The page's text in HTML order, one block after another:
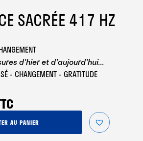
SACRÉE 417 HZ
d'hier et d'aujourd'hui...
- CHANGEMENT - GRATITUDE
AU PANIER